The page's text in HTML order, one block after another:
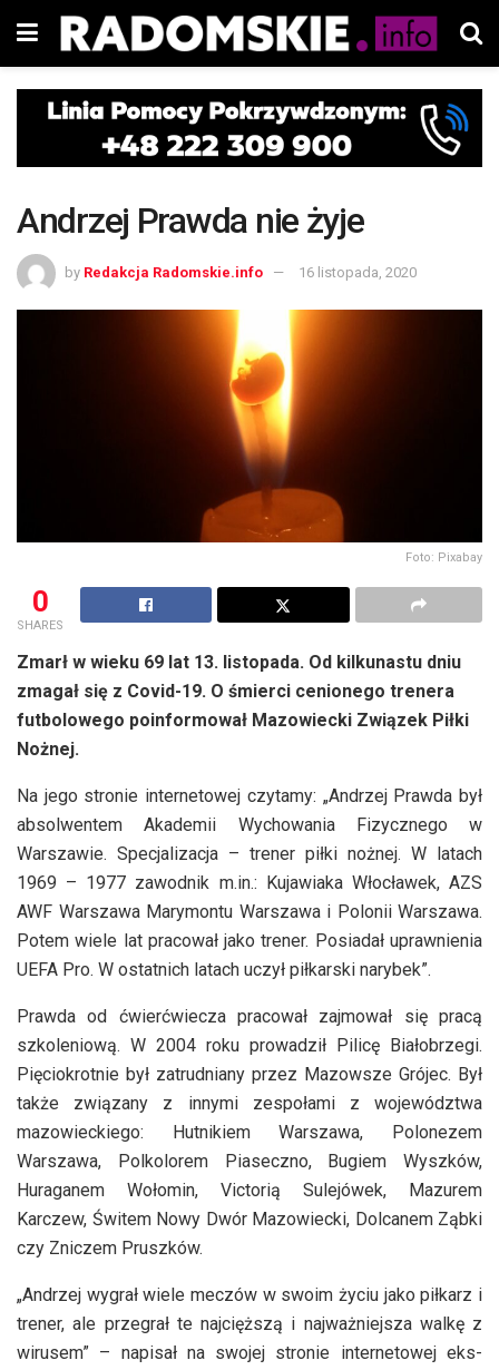
Andrzej Prawda nie żyje
by Redakcja Radomskie.info 16 listopada, 2020
Foto: Pixabay
0
SHARES
Zmarł w wieku 69 lat 13. listopada. Od kilkunastu dniu
zmagał się z Covid-19. O śmierci cenionego trenera
futbolowego poinformował Mazowiecki Związek Piłki
Nożnej.
Na jego stronie internetowej czytamy: „Andrzej Prawda był
absolwentem Akademii Wychowania Fizycznego w
Warszawie. Specjalizacja – trener piłki nożnej. W latach
1969 – 1977 zawodnik m.in.: Kujawiaka Włocławek, AZS
AWF Warszawa Marymontu Warszawa i Polonii Warszawa.
Potem wiele lat pracował jako trener. Posiadał uprawnienia
UEFA Pro. W ostatnich latach uczył piłkarski narybek”.
Prawda od ćwierćwiecza pracował zajmował się pracą
szkoleniową. W 2004 roku prowadził Pilicę Białobrzegi.
Pięciokrotnie był zatrudniany przez Mazowsze Grójec. Był
także związany z innymi zespołami z województwa
mazowieckiego: Hutnikiem Warszawa, Polonezem
Warszawa, Polkolorem Piaseczno, Bugiem Wyszków,
Huraganem Wołomin, Victorią Sulejówek, Mazurem
Karczew, Świtem Nowy Dwór Mazowiecki, Dolcanem Ząbki
czy Zniczem Pruszków.
„Andrzej wygrał wiele meczów w swoim życiu jako piłkarz i
trener, ale przegrał te najcięższą i najważniejsza walkę z
wirusem” – napisał na swojej stronie internetowej eks-